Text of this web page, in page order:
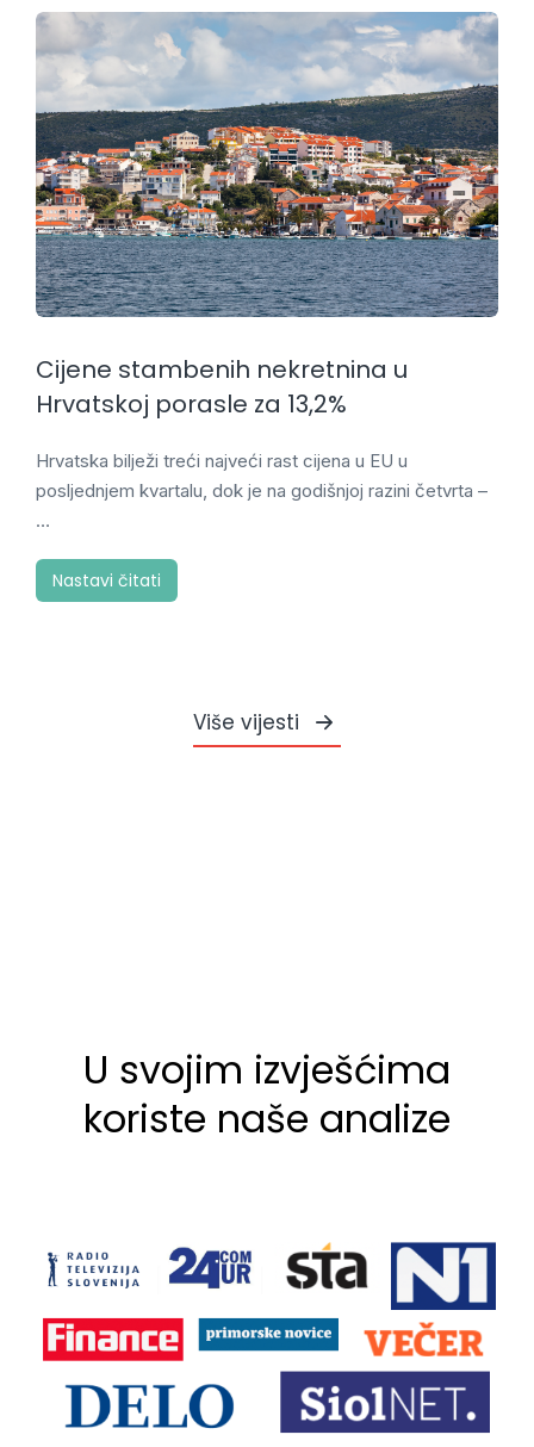
Cijene stambenih nekretnina u
Hrvatskoj porasle za 13,2%
Hrvatska bilježi treći najveći rast cijena u EU u
posljednjem kvartalu, dok je na godišnjoj razini četvrta –
…
Nastavi čitati
Više vijesti
U svojim izvješćima
koriste naše analize